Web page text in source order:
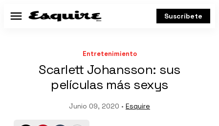
Menú Suscríbete
Entretenimiento
Scarlett Johansson: sus
películas más sexys
Junio 09, 2020 • Esquire